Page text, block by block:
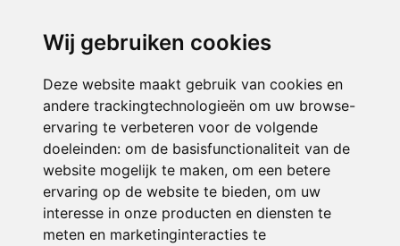
Wij gebruiken cookies
Deze website maakt gebruik van cookies en
andere trackingtechnologieën om uw browse-
ervaring te verbeteren voor de volgende
doeleinden: om de basisfunctionaliteit van de
website mogelijk te maken, om een betere
ervaring op de website te bieden, om uw
interesse in onze producten en diensten te
meten en marketinginteracties te
ONDERDEEL VAN
© 2026 IKC ’t Palet | Alle rechten voorbehouden